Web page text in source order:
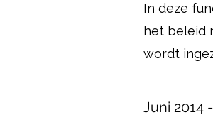
In deze
het beleid
wordt
Juni 2014